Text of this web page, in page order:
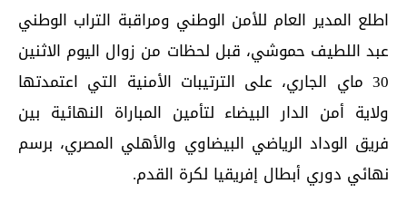
اطلع المدير العام للأمن الوطني ومراقبة التراب الوطني
عبد اللطيف حموشي، قبل لحظات من زوال اليوم الاثنين
30 ماي الجاري، على الترتيبات الأمنية التي اعتمدتها
ولاية أمن الدار البيضاء لتأمين المباراة النهائية بين
فريق الوداد الرياضي البيضاوي والأهلي المصري، برسم
نهائي دوري أبطال إفريقيا لكرة القدم.